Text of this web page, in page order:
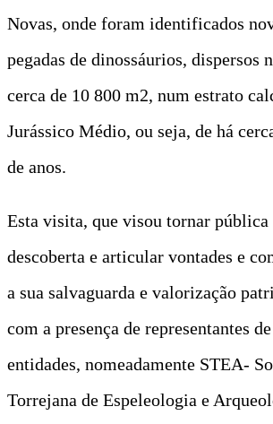
Novas, onde foram identificados
pegadas de dinossáurios, dispersos
cerca de 10 800 m2, num estrato
Jurássico Médio, ou seja, de há
de anos.
Esta visita, que visou tornar pública
descoberta e articular vontades e
a sua salvaguarda e valorização
com a presença de representantes
entidades, nomeadamente STEA-
Torrejana de Espeleologia e